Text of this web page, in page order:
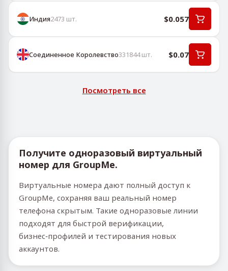
Индия2473 шт. $0.057
Соединенное Королевство331844шт. $0.07
Посмотреть все
Получите одноразовый виртуальный
номер для GroupMe.
Виртуальные номера дают полный доступ к
GroupMe, сохраняя ваш реальный номер
телефона скрытым. Такие одноразовые линии
подходят для быстрой верификации,
бизнес‑профилей и тестирования новых
аккаунтов.